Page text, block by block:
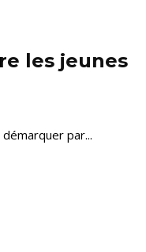
les jeunes
par...